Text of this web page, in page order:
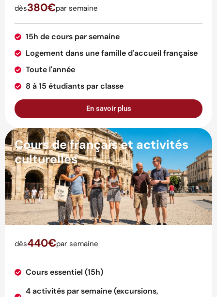
dès380€par semaine
15h de cours par semaine
Logement dans une famille d'accueil française
Toute l'année
8 à 15 étudiants par classe
En savoir plus
Cours de français et activités
culturelles
dès440€par semaine
Cours essentiel (15h)
4 activités par semaine (excursions,